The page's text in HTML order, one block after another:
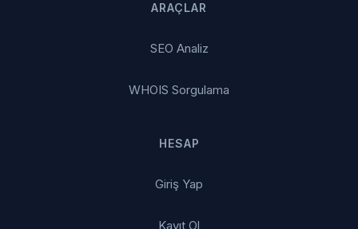
ARAÇLAR
SEO Analiz
WHOIS Sorgulama
HESAP
Giriş Yap
Kayıt Ol